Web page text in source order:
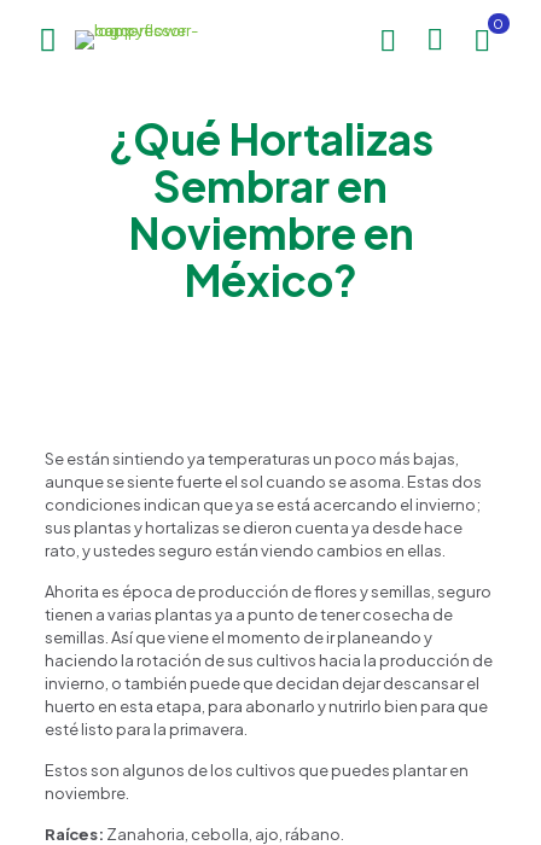
0
¿Qué Hortalizas
Sembrar en
Noviembre en
México?
Se están sintiendo ya temperaturas un poco más bajas,
aunque se siente fuerte el sol cuando se asoma. Estas dos
condiciones indican que ya se está acercando el invierno;
sus plantas y hortalizas se dieron cuenta ya desde hace
rato, y ustedes seguro están viendo cambios en ellas.
Ahorita es época de producción de flores y semillas, seguro
tienen a varias plantas ya a punto de tener cosecha de
semillas. Así que viene el momento de ir planeando y
haciendo la rotación de sus cultivos hacia la producción de
invierno, o también puede que decidan dejar descansar el
huerto en esta etapa, para abonarlo y nutrirlo bien para que
esté listo para la primavera.
Estos son algunos de los cultivos que puedes plantar en
noviembre.
Raíces: Zanahoria, cebolla, ajo, rábano.